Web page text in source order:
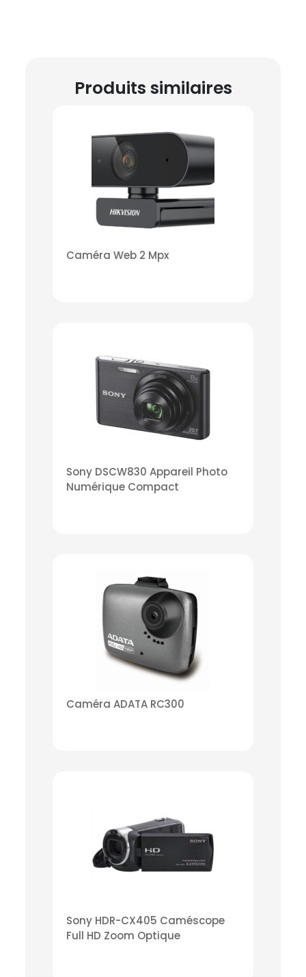
Produits similaires
Caméra Web 2 Mpx
Sony DSCW830 Appareil Photo
Numérique Compact
Caméra ADATA RC300
Sony HDR-CX405 Caméscope
Full HD Zoom Optique